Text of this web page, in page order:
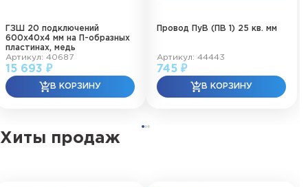
ГЗШ 20 подключений
600х40х4 мм на П-образных
пластинах, медь
Артикул: 40687
15 693 ₽
Провод ПуВ (ПВ 1) 25 кв. мм
Артикул: 44443
745 ₽
Хиты продаж